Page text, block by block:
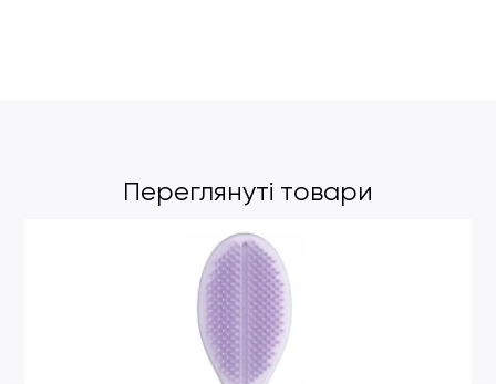
Переглянуті товари